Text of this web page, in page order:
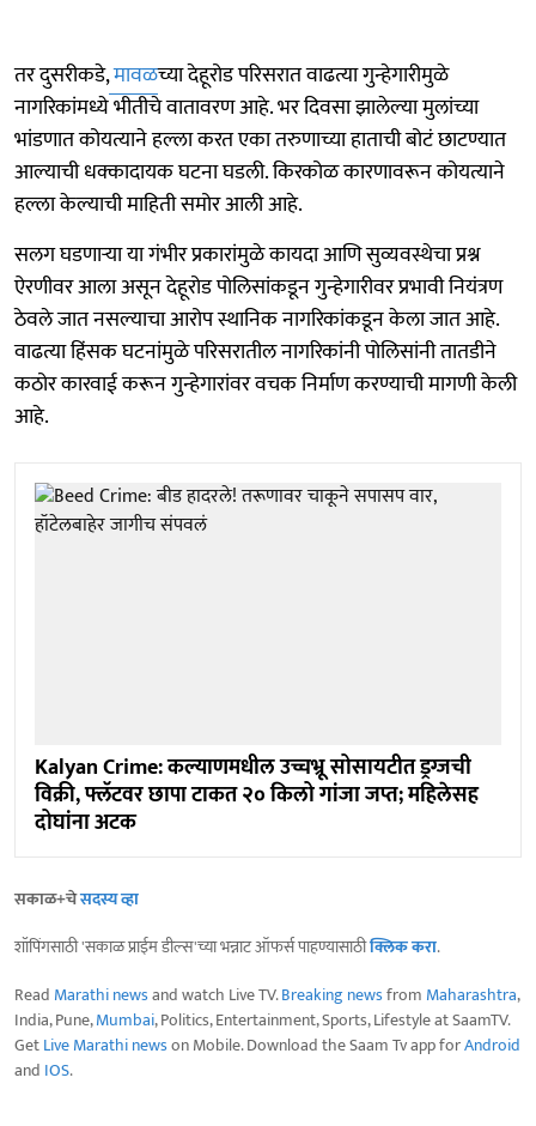
तर दुसरीकडे,मावळच्या देहूरोड परिसरात वाढत्या गुन्हेगारीमुळे
नागरिकांमध्ये भीतीचे वातावरण आहे. भर दिवसा झालेल्या मुलांच्या
भांडणात कोयत्याने हल्ला करत एका तरुणाच्या हाताची बोटं छाटण्यात
आल्याची धक्कादायक घटना घडली. किरकोळ कारणावरून कोयत्याने
हल्ला केल्याची माहिती समोर आली आहे.
सलग घडणाऱ्या या गंभीर प्रकारांमुळे कायदा आणि सुव्यवस्थेचा प्रश्न
ऐरणीवर आला असून देहूरोड पोलिसांकडून गुन्हेगारीवर प्रभावी नियंत्रण
ठेवले जात नसल्याचा आरोप स्थानिक नागरिकांकडून केला जात आहे.
वाढत्या हिंसक घटनांमुळे परिसरातील नागरिकांनी पोलिसांनी तातडीने
कठोर कारवाई करून गुन्हेगारांवर वचक निर्माण करण्याची मागणी केली
आहे.
Kalyan Crime: कल्याणमधील उच्चभ्रू सोसायटीत ड्रग्जची
विक्री, फ्लॅटवर छापा टाकत २० किलो गांजा जप्त; महिलेसह
दोघांना अटक
सकाळ+चेसदस्य व्हा
शॉपिंगसाठी 'सकाळ प्राईम डील्स'च्या भन्नाट ऑफर्स पाहण्यासाठीक्लिक करा.
Read Marathi newsand watch Live TV.Breaking newsfrom Maharashtra,
India, Pune,Mumbai, Politics, Entertainment, Sports, Lifestyle at SaamTV.
GetLive Marathi newson Mobile. Download the Saam Tv app forAndroid
and IOS.